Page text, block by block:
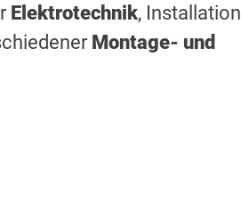
Elektrotechnik, Installation
Montage- und